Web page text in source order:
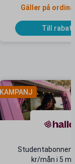
Gäller på
Till
KAMPANJ
kr/mån i 5